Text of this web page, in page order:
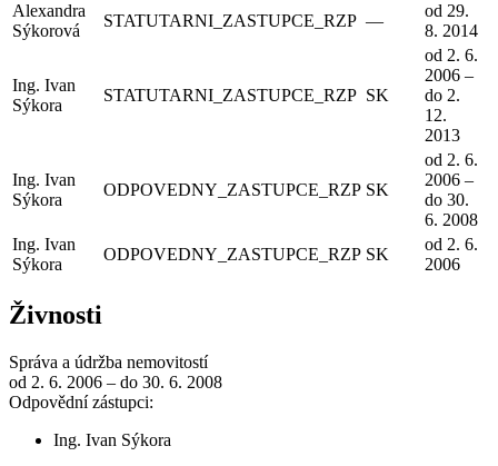
Alexandra
Sýkorová
STATUTARNI_ZASTUPCE_RZP —
od 29.
8. 2014
Ing. Ivan
Sýkora
STATUTARNI_ZASTUPCE_RZP SK
od 2. 6.
2006 –
do 2.
12.
2013
Ing. Ivan
Sýkora
ODPOVEDNY_ZASTUPCE_RZP SK
od 2. 6.
2006 –
do 30.
6. 2008
Ing. Ivan
Sýkora
ODPOVEDNY_ZASTUPCE_RZP SK
od 2. 6.
2006
Živnosti
Správa a údržba nemovitostí
od 2. 6. 2006 – do 30. 6. 2008
Odpovědní zástupci:
Ing. Ivan Sýkora